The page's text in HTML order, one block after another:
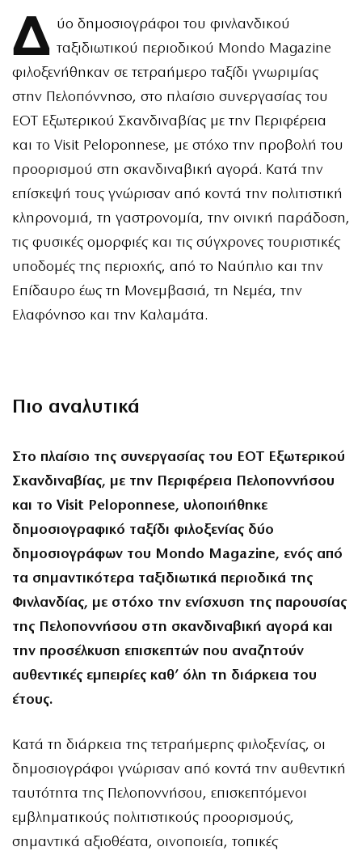
Δ ύο δημοσιογράφοι του φινλανδικού
ταξιδιωτικού περιοδικού Mondo Magazine
φιλοξενήθηκαν σε τετραήμερο ταξίδι γνωριμίας
στην Πελοπόννησο, στο πλαίσιο συνεργασίας του
ΕΟΤ Εξωτερικού Σκανδιναβίας με την Περιφέρεια
και το Visit Peloponnese, με στόχο την προβολή του
προορισμού στη σκανδιναβική αγορά. Κατά την
επίσκεψή τους γνώρισαν από κοντά την πολιτιστική
κληρονομιά, τη γαστρονομία, την οινική παράδοση,
τις φυσικές ομορφιές και τις σύγχρονες τουριστικές
υποδομές της περιοχής, από το Ναύπλιο και την
Επίδαυρο έως τη Μονεμβασιά, τη Νεμέα, την
Ελαφόνησο και την Καλαμάτα.
Πιο αναλυτικά
Στο πλαίσιο της συνεργασίας του ΕΟΤ Εξωτερικού
Σκανδιναβίας, με την Περιφέρεια Πελοποννήσου
και το Visit Peloponnese, υλοποιήθηκε
δημοσιογραφικό ταξίδι φιλοξενίας δύο
δημοσιογράφων του Mondo Magazine, ενός από
τα σημαντικότερα ταξιδιωτικά περιοδικά της
Φινλανδίας, με στόχο την ενίσχυση της παρουσίας
της Πελοποννήσου στη σκανδιναβική αγορά και
την προσέλκυση επισκεπτών που αναζητούν
αυθεντικές εμπειρίες καθ’ όλη τη διάρκεια του
έτους.
Κατά τη διάρκεια της τετραήμερης φιλοξενίας, οι
δημοσιογράφοι γνώρισαν από κοντά την αυθεντική
ταυτότητα της Πελοποννήσου, επισκεπτόμενοι
εμβληματικούς πολιτιστικούς προορισμούς,
σημαντικά αξιοθέατα, οινοποιεία, τοπικές